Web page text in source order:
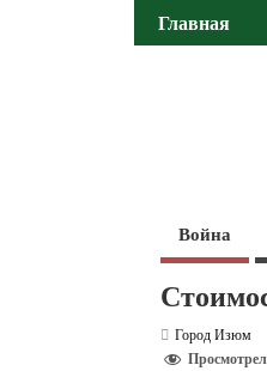
Главная
Война
Город Изюм